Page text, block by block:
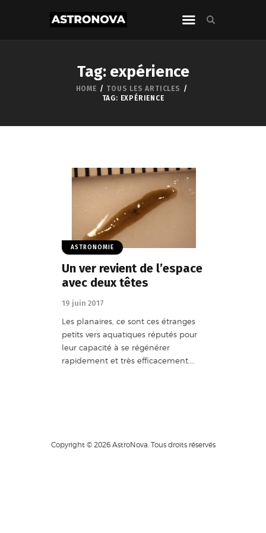
Tag: expérience
HOME
TOUS LES ARTICLES
TAG: EXPÉRIENCE
ASTRONOMIE
Un ver revient de l’espace
avec deux têtes
19 juin 2017
Les planaires, ce sont ces étranges
petits vers aquatiques réputés pour
leur capacité à se régénérer
rapidement et très efficacement.…
Copyright © 2026 AstroNova. Tous droits réservés